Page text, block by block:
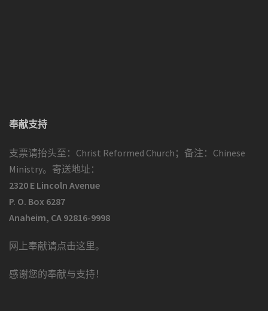
奉献支持
支票请抬头至：Christ Reformed Church；备注：Chinese
Ministry。寄送地址：
2320 E Lincoln Avenue
P. O. Box 6287
Anaheim, CA 92816-9998
网上奉献请点击这里。
感谢您的奉献与支持！